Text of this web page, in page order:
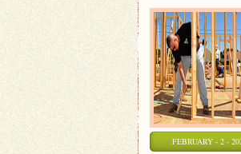
FEBRUARY - 2 -